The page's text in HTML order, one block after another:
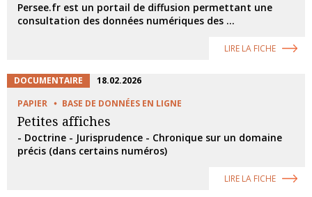
Persee.fr est un portail de diffusion permettant une
consultation des données numériques des ...
LIRE LA FICHE
DOCUMENTAIRE
18.02.2026
PAPIER
BASE DE DONNÉES EN LIGNE
Petites affiches
- Doctrine - Jurisprudence - Chronique sur un domaine
précis (dans certains numéros)
LIRE LA FICHE